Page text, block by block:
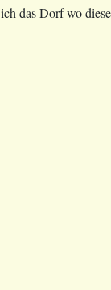
ich das Dorf wo